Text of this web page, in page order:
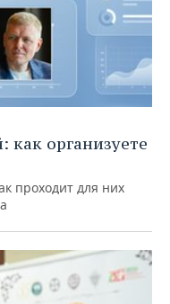
организуете
проходит для них